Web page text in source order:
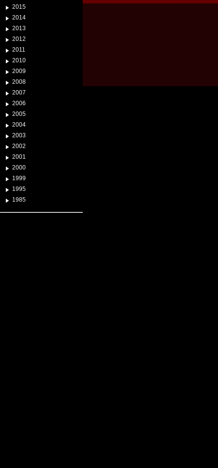
2015
2014
2013
2012
2011
2010
2009
2008
2007
2006
2005
2004
2003
2002
2001
2000
1999
1995
1985